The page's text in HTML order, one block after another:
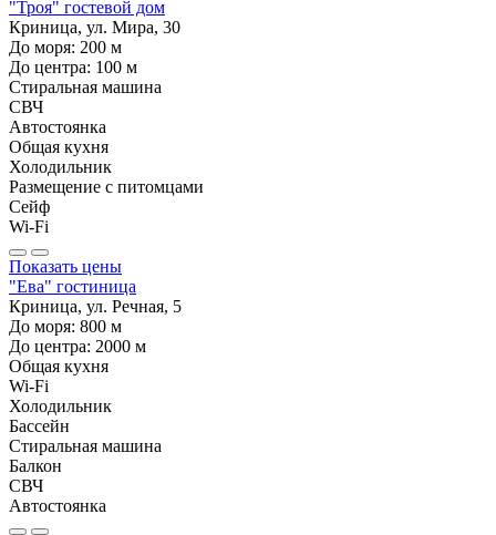
"Троя" гостевой дом
Криница, ул. Мира, 30
До моря: 200 м
До центра: 100 м
Стиральная машина
СВЧ
Автостоянка
Общая кухня
Холодильник
Размещение с питомцами
Сейф
Wi-Fi
Показать цены
"Ева" гостиница
Криница, ул. Речная, 5
До моря: 800 м
До центра: 2000 м
Общая кухня
Wi-Fi
Холодильник
Бассейн
Стиральная машина
Балкон
СВЧ
Автостоянка